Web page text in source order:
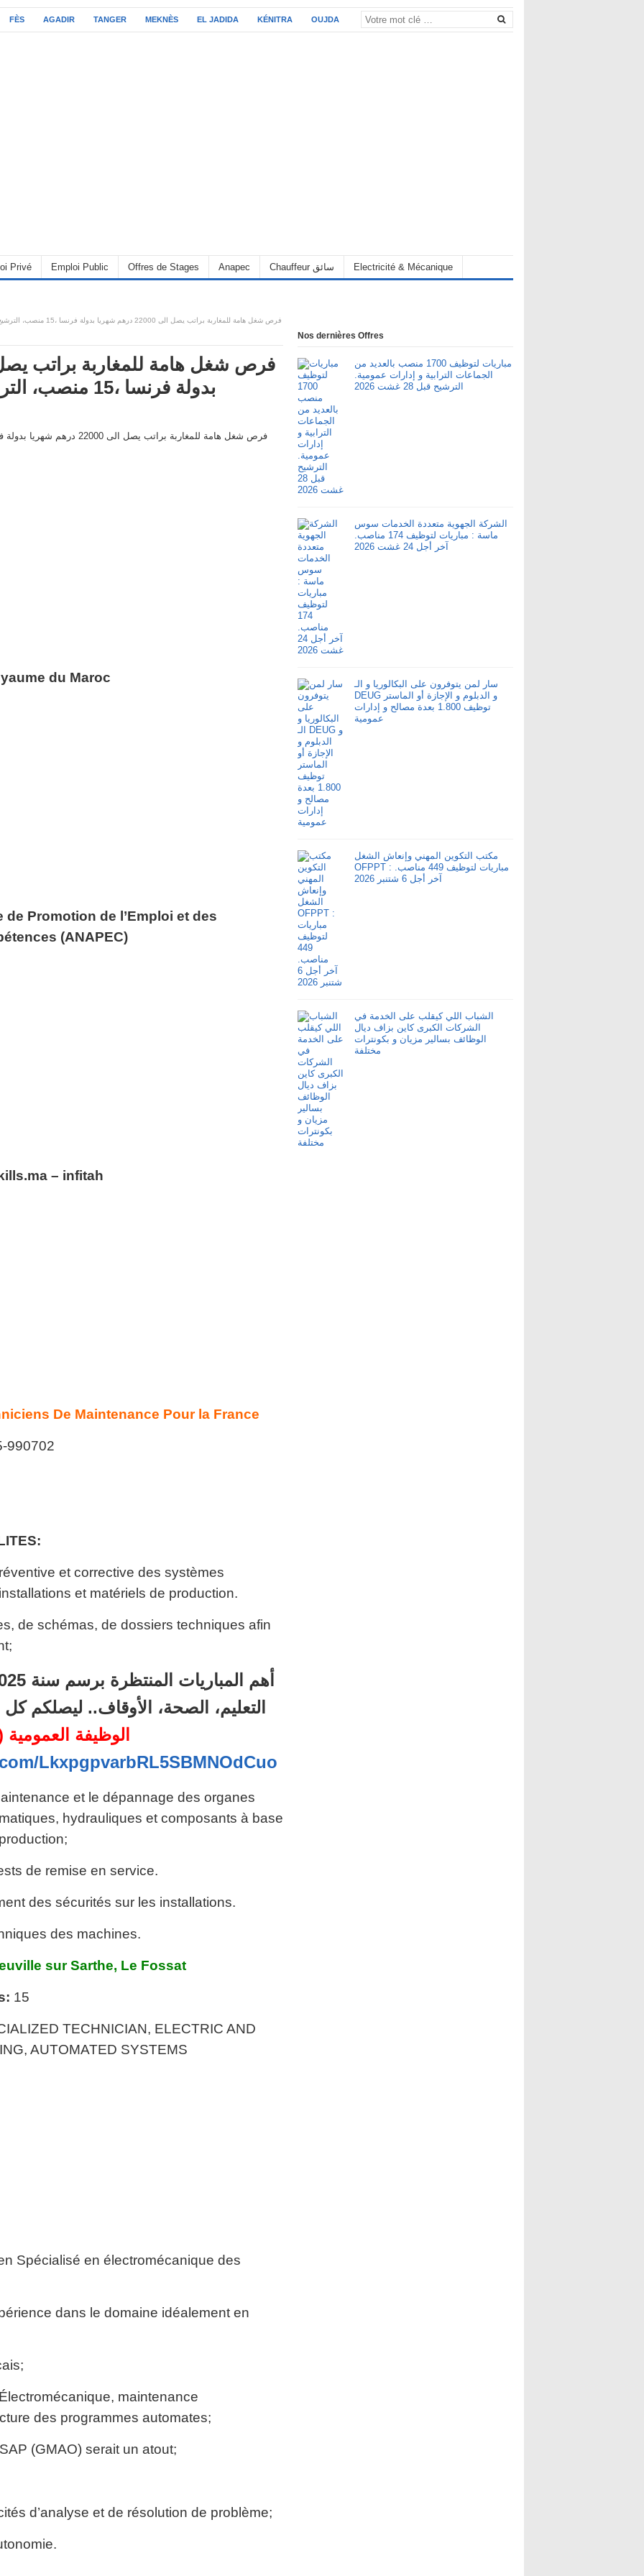
FÈS AGADIR TANGER MEKNÈS EL JADIDA KÉNITRA OUJDA
Privé Emploi Public Offres de Stages Anapec Chauffeur سائق Electricité & Mécanique
فرص شغل هامة للمغاربة براتب يصل الى 22000 درهم شهريا بدولة
بدولة فرنسا ،15 منصب، الترشيح قبل 17 مارس 2025
du Maroc
de Promotion de l’Emploi et des
(ANAPEC)
– infitah
De Maintenance Pour la France
990702
et corrective des systèmes
et matériels de production.
de schémas, de dossiers techniques afin
التعليم، الصحة، الأوقاف.. ليصلكم
الوظيفة العمومية
LkxpgpvarbRL5SBMNOdCuo
et le dépannage des organes
hydrauliques et composants à base
de remise en service.
des sécurités sur les installations.
des machines.
sur Sarthe, Le Fossat
15
TECHNICIAN, ELECTRIC AND
AUTOMATED SYSTEMS
Spécialisé en électromécanique des
dans le domaine idéalement en
maintenance
des programmes automates;
(GMAO) serait un atout;
d’analyse et de résolution de problème;
Nos dernières Offres
مباريات لتوظيف 1700 منصب بالعديد من
الجماعات الترابية و إدارات عمومية.
الترشيح قبل 28 غشت 2026
الشركة الجهوية متعددة الخدمات سوس
ماسة : مباريات لتوظيف 174 مناصب.
آخر أجل 24 غشت 2026
سار لمن يتوفرون على البكالوريا و الـ
DEUG و الدبلوم و الإجازة أو الماستر
توظيف 1.800 بعدة مصالح و إدارات
عمومية
مكتب التكوين المهني وإنعاش الشغل
OFPPT : مباريات لتوظيف 449 مناصب.
آخر أجل 6 شتنبر 2026
الشباب اللي كيقلب على الخدمة في
الشركات الكبرى كاين بزاف ديال
الوظائف بسالير مزيان و بكونترات
مختلفة